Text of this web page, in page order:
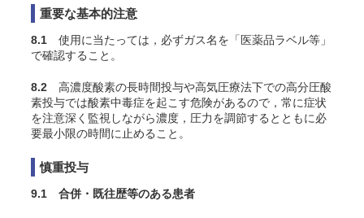
重要な基本的注意
8.1 使用に当たっては，必ずガス名を「医薬品ラベル等」
で確認すること。
8.2 高濃度酸素の長時間投与や高気圧療法下での高分圧酸
素投与では酸素中毒症を起こす危険があるので，常に症状
を注意深く監視しながら濃度，圧力を調節するとともに必
要最小限の時間に止めること。
慎重投与
9.1 合併・既往歴等のある患者